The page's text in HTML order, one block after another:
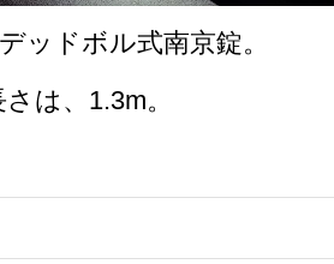
ッドボル式南京錠。
は、1.3m。